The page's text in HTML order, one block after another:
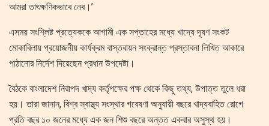
আমরা তাৎক্ষণিকভাবে নেব।’
এসময় সংশ্লিষ্ট প্রত্যেককে আগামী এক সপ্তাহের মধ্যে খাদ্যে দূষণ সংকট
মোকাবিলায় প্রয়োজনীয় কার্যক্রম বাস্তবায়ন সংক্রান্ত প্রস্তাবনা লিখিত আকারে
পাঠানোর নির্দেশ দিয়েছেন প্রধান উপদেষ্টা।
বৈঠকে বাংলাদেশ নিরাপদ খাদ্য কর্তৃপক্ষের পক্ষ থেকে কিছু তথ্য, উপাত্ত তুলে ধরা
হয়। তারা জানান, বিশ্ব স্বাস্থ্য সংস্থার গবেষণা অনুযায়ী বছরে খাদ্যবাহিত রোগে
প্রতি বছর ১০ জনের মধ্যে এক জন শিশু বছরে অন্তত একবার অসুস্থ হয়।